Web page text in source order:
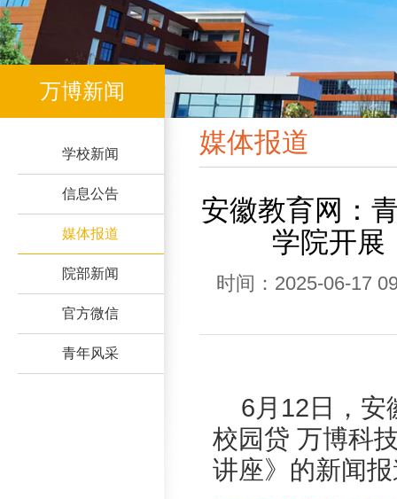
万博新闻
学校新闻
信息公告
媒体报道
院部新闻
官方微信
青年风采
媒体报道
安徽教育网：
学院开展
时间：2025-06-17
6月12日，安
校园贷 万博科
讲座》的新闻